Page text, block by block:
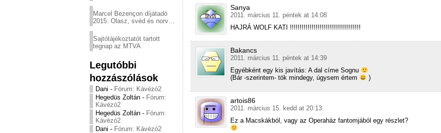
Marcel Bezençon díjátadó
2015: Olasz, svéd és norvég
Sajtótájékoztatót tartott
tegnap az MTVA
Legutóbbi
hozzászólások
Dani - Fórum: Kávézó2
Hegedüs Zoltán - Fórum:
Kávézó2
Hegedüs Zoltán - Fórum:
Kávézó2
Dani - Fórum: Kávézó2
Sanya
2011. március 11. péntek at 14:08
HAJRÁ WOLF KATI !!!!!!!!!!!!!!!!!!!!!!!!!!!!!!!!!!!!
Bakancs
2011. március 11. péntek at 14:39
Egyébként egy kis javítás: A dal címe Sognu
(Bár -szerintem- tök mindegy, úgysem értem
)
artois86
2011. március 15. kedd at 20:13
Ez a Macskákból, vagy az Operaház fantomjából egy részlet?